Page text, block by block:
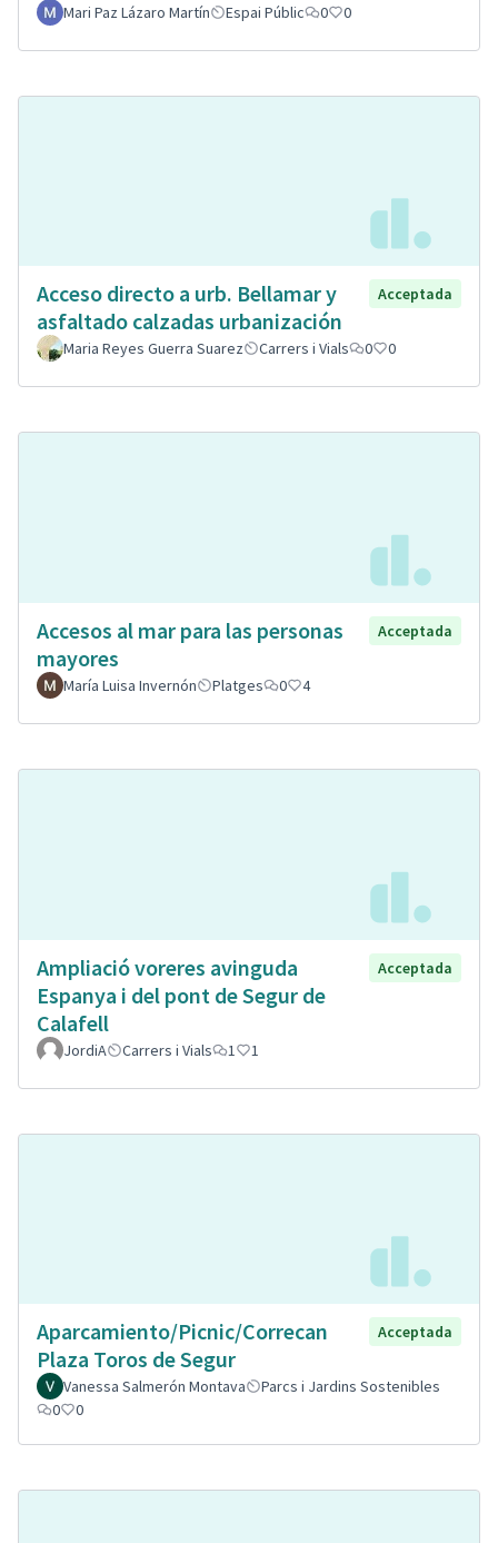
Mari Paz Lázaro Martín
Espai Públic 0 0
Acceso directo a urb. Bellamar y
asfaltado calzadas urbanización
Acceptada
Maria Reyes Guerra Suarez Carrers i Vials 0 0
Accesos al mar para las personas
mayores
Acceptada
María Luisa Invernón Platges 0 4
Ampliació voreres avinguda
Espanya i del pont de Segur de
Calafell
Acceptada
JordiA Carrers i Vials 1 1
Aparcamiento/Picnic/Correcan
Plaza Toros de Segur
Acceptada
Vanessa Salmerón Montava
Parcs i Jardins Sostenibles
0
0